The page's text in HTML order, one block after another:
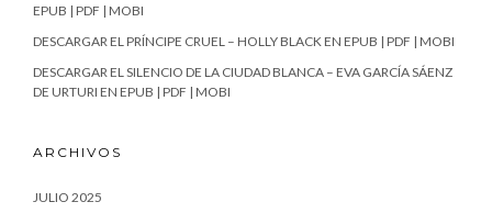
EPUB | PDF | MOBI
DESCARGAR EL PRÍNCIPE CRUEL – HOLLY BLACK EN EPUB | PDF | MOBI
DESCARGAR EL SILENCIO DE LA CIUDAD BLANCA – EVA GARCÍA SÁENZ
DE URTURI EN EPUB | PDF | MOBI
ARCHIVOS
JULIO 2025